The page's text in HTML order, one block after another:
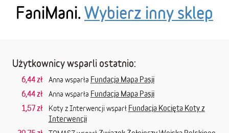
FaniMani. Wybierz inny sklep
Użytkownicy wsparli ostatnio:
6,44 zł Anna wsparła Fundacja Mapa Pasji
6,44 zł
Anna wsparła Fundacja Mapa Pasji
1,57 zł
Koty z Interwencji wsparł Fundacja Kocięta Koty z
Interwencji